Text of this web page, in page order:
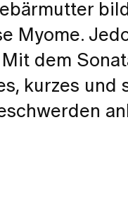
Myome.
dem
kurzes